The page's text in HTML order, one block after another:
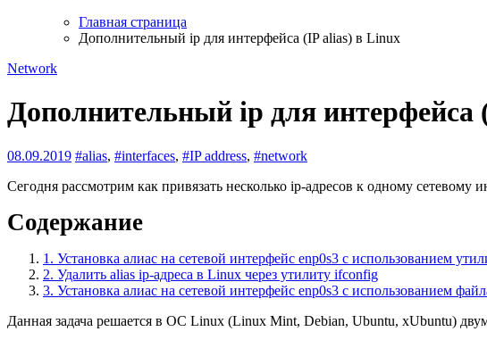
Главная страница
Дополнительный ip для интерфейса (IP alias) в Linux
Network
Дополнительный ip для интерфейса
08.09.2019 #alias, #interfaces, #IP address, #network
Сегодня рассмотрим как привязать несколько ip-адресов к одному
Содержание
1. Установка алиас на сетевой интерфейс enp0s3 с использованием
2. Удалить alias ip-адреса в Linux через утилиту ifconfig
3. Установка алиас на сетевой интерфейс enp0s3 с использованием
Данная задача решается в ОС Linux (Linux Mint, Debian, Ubuntu, xUbuntu)